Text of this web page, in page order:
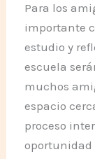
Para los
importante
estudio y
escuela
muchos
espacio
proceso
oportunidad